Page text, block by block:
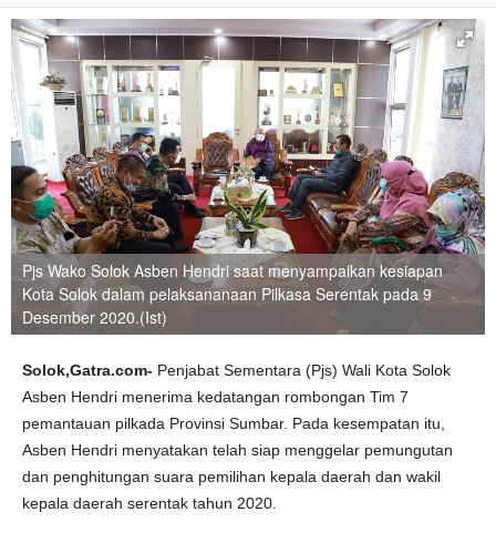
Pjs Wako Solok Asben Hendri saat menyampaikan kesiapan
Kota Solok dalam pelaksananaan Pilkasa Serentak pada 9
Desember 2020.(Ist)
Solok,Gatra.com- Penjabat Sementara (Pjs) Wali Kota Solok
Asben Hendri menerima kedatangan rombongan Tim 7
pemantauan pilkada Provinsi Sumbar. Pada kesempatan itu,
Asben Hendri menyatakan telah siap menggelar pemungutan
dan penghitungan suara pemilihan kepala daerah dan wakil
kepala daerah serentak tahun 2020.